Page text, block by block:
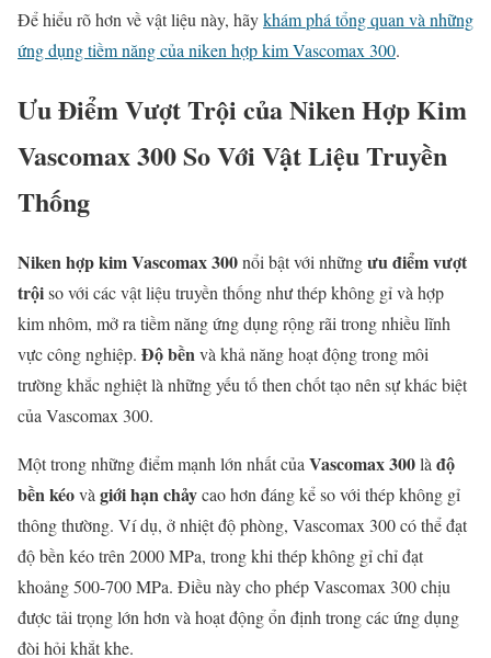
Để hiểu rõ hơn về vật liệu này, hãykhám phá tổng quan và những
ứng dụng tiềm năng của niken hợp kim Vascomax 300.
Ưu Điểm Vượt Trội của Niken Hợp Kim
Vascomax 300 So Với Vật Liệu Truyền
Thống
Niken hợp kim Vascomax 300nổi bật với nhữngưu điểm vượt
trộiso với các vật liệu truyền thống như thép không gỉ và hợp
kim nhôm, mở ra tiềm năng ứng dụng rộng rãi trong nhiều lĩnh
vực công nghiệp. Độ bềnvà khả năng hoạt động trong môi
trường khắc nghiệt là những yếu tố then chốt tạo nên sự khác biệt
của Vascomax 300.
Một trong những điểm mạnh lớn nhất củaVascomax 300làđộ
bền kéovàgiới hạn chảycao hơn đáng kể so với thép không gỉ
thông thường. Ví dụ, ở nhiệt độ phòng, Vascomax 300 có thể đạt
độ bền kéo trên 2000 MPa, trong khi thép không gỉ chỉ đạt
khoảng 500-700 MPa. Điều này cho phép Vascomax 300 chịu
được tải trọng lớn hơn và hoạt động ổn định trong các ứng dụng
đòi hỏi khắt khe.